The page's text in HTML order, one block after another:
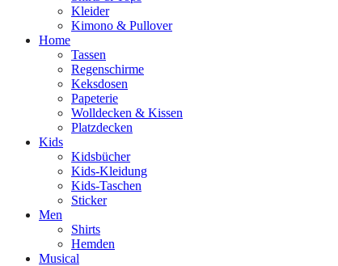
Kleider
Kimono & Pullover
Home
Tassen
Regenschirme
Keksdosen
Papeterie
Wolldecken & Kissen
Platzdecken
Kids
Kidsbücher
Kids-Kleidung
Kids-Taschen
Sticker
Men
Shirts
Hemden
Musical